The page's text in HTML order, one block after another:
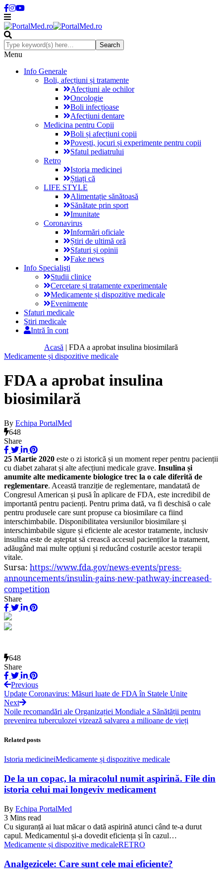
Menu
Info Generale
Boli, afecțiuni și tratamente
Afecțiuni ale ochilor
Oncologie
Boli infecțioase
Afecțiuni dentare
Medicina pentru Copii
Boli și afecțiuni copii
Povești, jocuri și experimente pentru copii
Sfatul pediatrului
Retro
Istoria medicinei
Știați că
LIFE STYLE
Alimentație sănătoasă
Sănătate prin sport
Imunitate
Coronavirus
Informări oficiale
Știri de ultimă oră
Sfaturi și opinii
Fake news
Info Specialişti
Studii clinice
Cercetare și tratamente experimentale
Medicamente și dispozitive medicale
Evenimente
Sfaturi medicale
Ştiri medicale
Intră în cont
Acasă | FDA a aprobat insulina biosimilară
Medicamente și dispozitive medicale
FDA a aprobat insulina
biosimilară
By Echipa PortalMed
648
Share
25 Martie 2020 este o zi istorică și un moment reper pentru pacienții
cu diabet zaharat și alte afecțiuni medicale grave. Insulina și
anumite alte medicamente biologice trec la o cale diferită de
reglementare. Această tranziție de reglementare, mandatată de
Congresul American și pusă în aplicare de FDA, este incredibil de
importantă pentru pacienți. Pentru prima dată, va fi deschisă o cale
pentru produsele care sunt propuse ca biosimilare ca fiind
interschimbabile. Disponibilitatea versiunilor biosimilare și
interschimbabile sigure și eficiente ale acestor tratamente, inclusiv
insulina este de așteptat să crească accesul pacienților la tratament,
adăugând mai multe opțiuni și reducând costurile acestor terapii
vitale.
Sursa: https://www.fda.gov/news-events/press-
announcements/insulin-gains-new-pathway-increased-
competition
Share
648
Share
Previous
Update Coronavirus: Măsuri luate de FDA în Statele Unite
Next
Noile recomandări ale Organizației Mondiale a Sănătății pentru
prevenirea tuberculozei vizează salvarea a milioane de vieți
Related posts
Istoria medicineiMedicamente și dispozitive medicale
De la un copac, la miracolul numit aspirină. File din
istoria celui mai longeviv medicament
By Echipa PortalMed
3 Mins read
Cu siguranță ai luat măcar o dată aspirină atunci când te-a durut
capul. Medicamentul și-a dovedit eficiența și în cazul…
Medicamente și dispozitive medicaleRETRO
Analgezicele: Care sunt cele mai eficiente?